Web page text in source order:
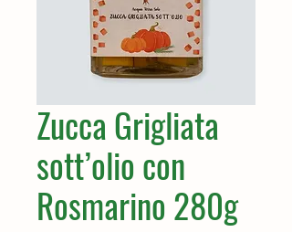
Zucca Grigliata
sott’olio con
Rosmarino 280g